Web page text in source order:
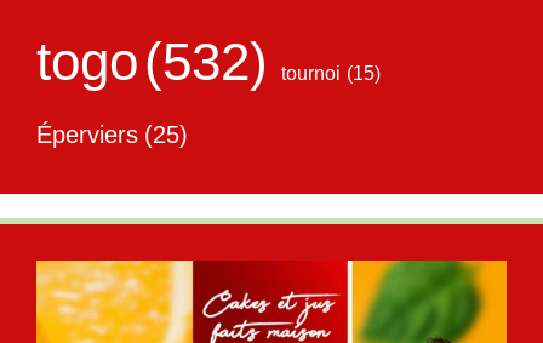
togo(532) tournoi (15)
Éperviers (25)